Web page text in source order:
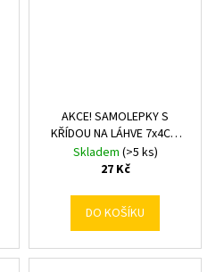
AKCE! SAMOLEPKY S
KŘÍDOU NA LÁHVE 7x4CM
S/18 *2899
Skladem (>5 ks)
27 Kč
DO KOŠÍKU